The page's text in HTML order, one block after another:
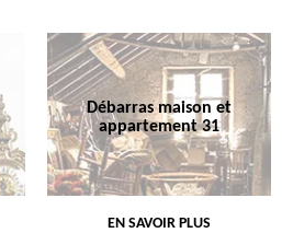
Débarras maison et
appartement 31
EN SAVOIR PLUS